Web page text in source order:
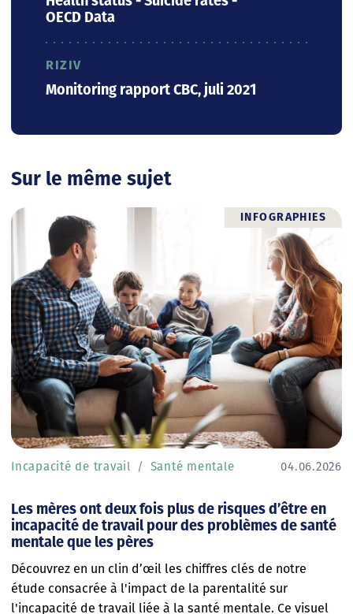
OECD Data
RIZIV
Monitoring rapport CBC, juli 2021
Sur le même sujet
Les mères ont deux fois plus de risques d’être en
incapacité de travail pour des problèmes de santé
mentale que les pères
INFOGRAPHIES
Incapacité de travail Santé mentale 04.06.2026
Découvrez en un clin d’œil les chiffres clés de notre
étude consacrée à l'impact de la parentalité sur
l'incapacité de travail liée à la santé mentale. Ce visuel